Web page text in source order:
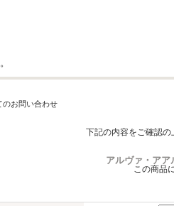
のお問い合わせ
下記の内容をご確認の
アルヴァ・アア
この商品